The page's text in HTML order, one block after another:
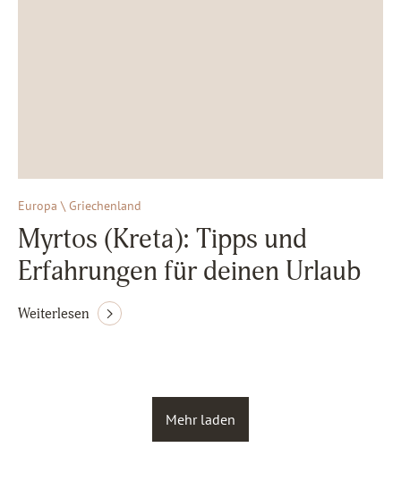
Europa \ Griechenland
Myrtos (Kreta): Tipps und
Erfahrungen für deinen Urlaub
Weiterlesen
Mehr laden